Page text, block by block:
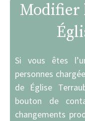
Modifier
Si vous êtes
personnes
de Église
bouton de
changements